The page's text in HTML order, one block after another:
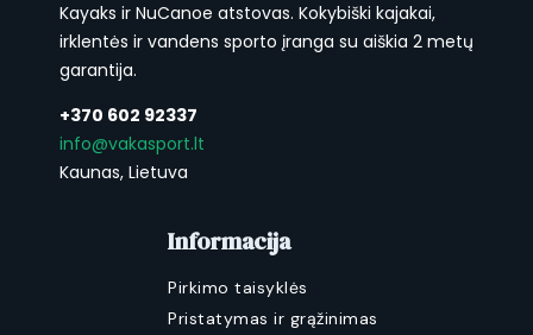
Kayaks ir NuCanoe atstovas. Kokybiški kajakai,
irklentės ir vandens sporto įranga su aiškia 2 metų
garantija.
+370 602 92337
info@vakasport.lt
Kaunas, Lietuva
Informacija
Pirkimo taisyklės
Pristatymas ir grąžinimas